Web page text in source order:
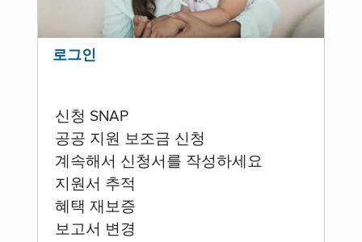
로그인
신청 SNAP
공공 지원 보조금 신청
계속해서 신청서를 작성하세요
지원서 추적
혜택 재보증
보고서 변경